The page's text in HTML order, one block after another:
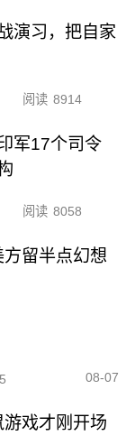
演习，把自家
阅读 8914
军17个司令
阅读 8058
留半点幻想
08-07
戏才刚开场